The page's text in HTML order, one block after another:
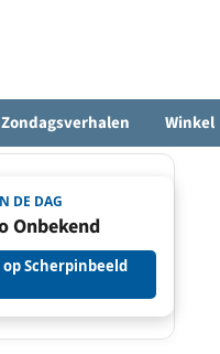
Winkel
DE DAG
Onbekend
Scherpinbeeld